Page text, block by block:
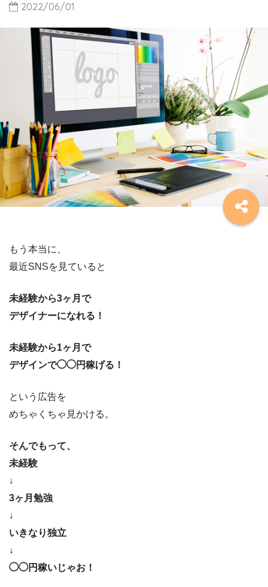
2022/06/01
もう本当に、
最近SNSを見ていると
未経験から3ヶ月で
デザイナーになれる！
未経験から1ヶ月で
デザインで◯◯円稼げる！
という広告を
めちゃくちゃ見かける。
そんでもって、
未経験
↓
3ヶ月勉強
↓
いきなり独立
↓
◯◯円稼いじゃお！